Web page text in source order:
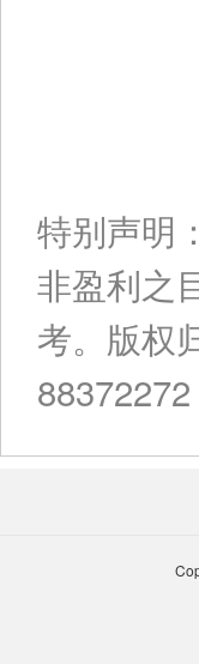
特别声明
非盈利之
考。版权